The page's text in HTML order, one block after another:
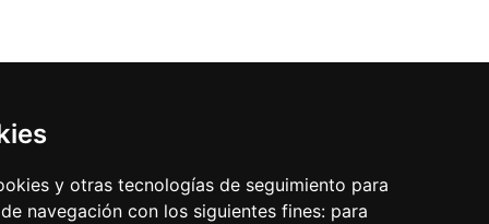
y otras tecnologías de seguimiento para
navegación con los siguientes fines: para